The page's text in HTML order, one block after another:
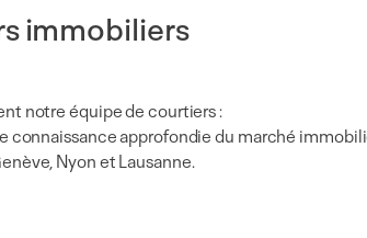
immobiliers
notre équipe de courtiers :
connaissance approfondie du marché
Nyon et Lausanne.